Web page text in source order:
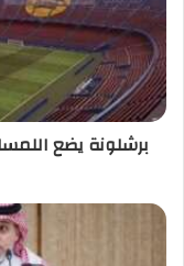
برشلونة يضع